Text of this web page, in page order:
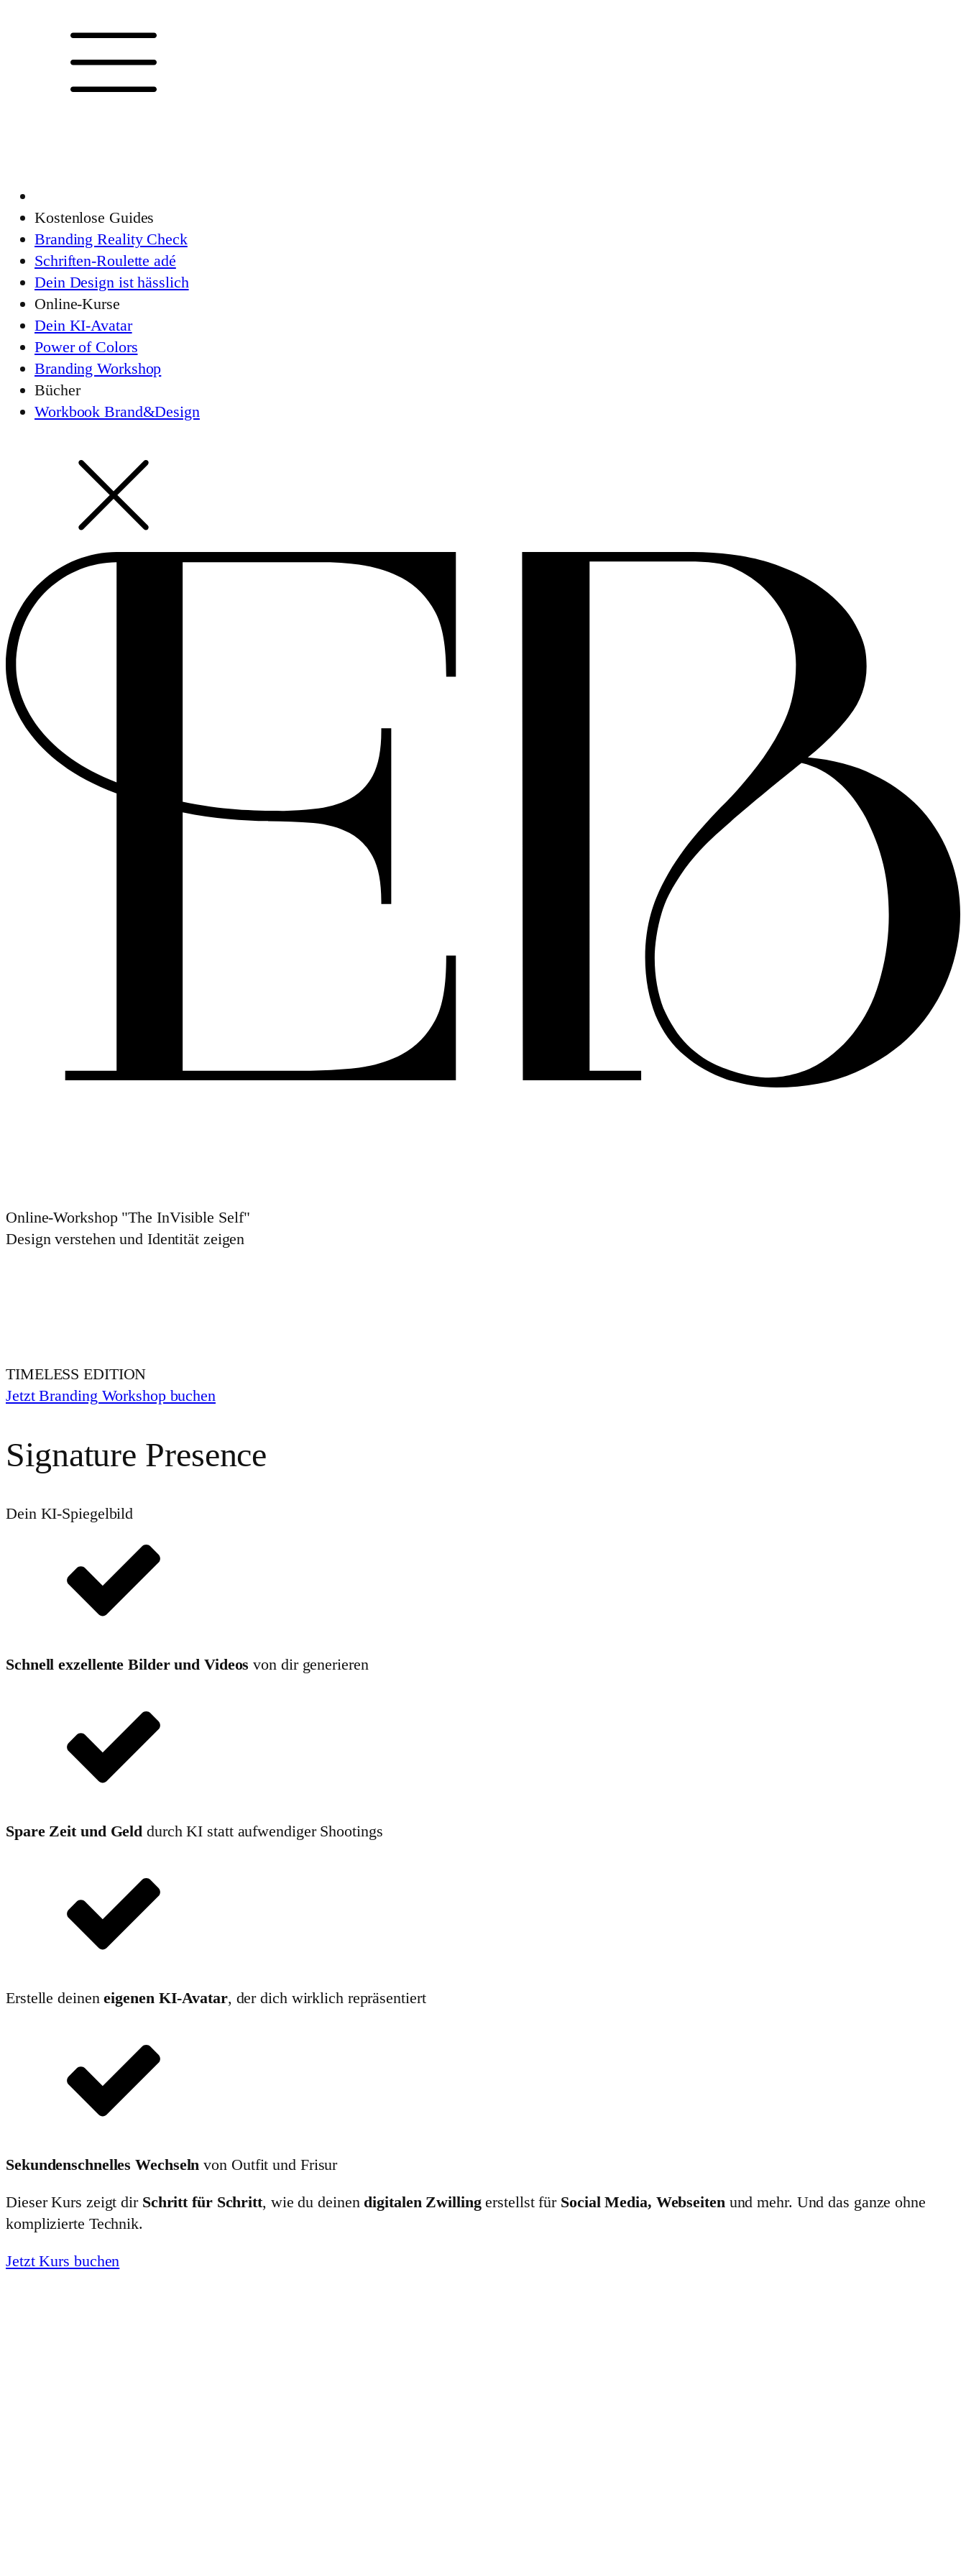
Kostenlose Guides
Branding Reality Check
Schriften-Roulette adé
Dein Design ist hässlich
Online-Kurse
Dein KI-Avatar
Power of Colors
Branding Workshop
Bücher
Workbook Brand&Design
Online-Workshop "The InVisible Self"
Design verstehen und Identität zeigen
TIMELESS EDITION
Jetzt Branding Workshop buchen
Signature Presence
Dein KI-Spiegelbild
Schnell exzellente Bilder und Videos von dir generieren
Spare Zeit und Geld durch KI statt aufwendiger Shootings
Erstelle deineneigenen KI-Avatar, der dich wirklich repräsentiert
Sekundenschnelles Wechseln von Outfit und Frisur
Dieser Kurs zeigt dir Schritt für Schritt, wie du deinen digitalen Zwillingerstellst für Social Media, Webseitenund mehr. Und das ganze ohne
komplizierte Technik.
Jetzt Kurs buchen